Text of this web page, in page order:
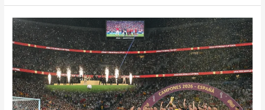
Amerika’daki
Rekor
Kıran
Altın
Ayakkabı
Zaferi